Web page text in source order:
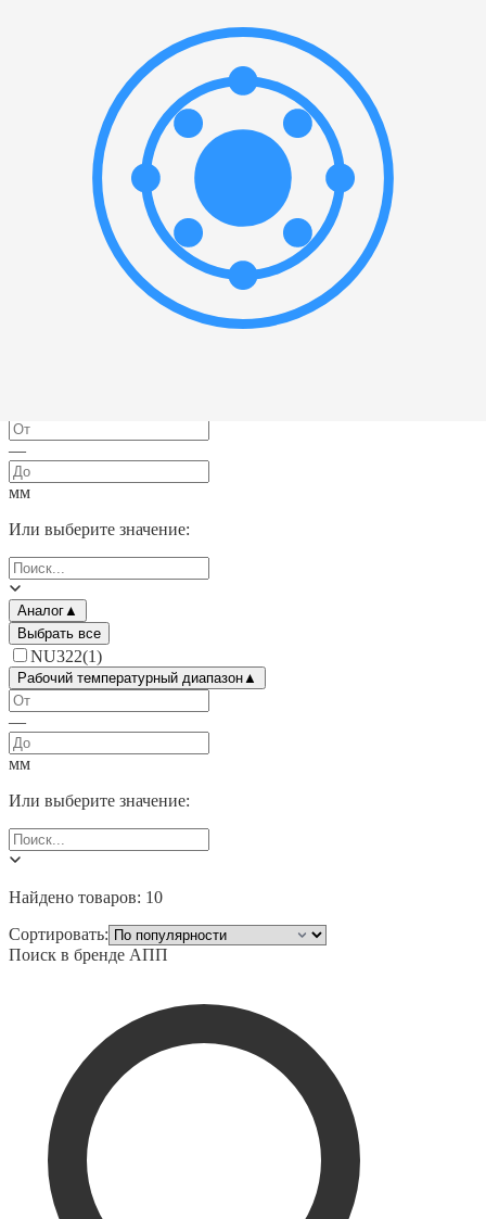
Или выберите значение:
▲
Выбрать все
Шарикоподшипниковая сталь 52100 Сталь 52100
Подшипниковую сталь )
Тип уплотнения▲
Контактные резиновые уплотнения с двух сторон (2RS)
2RS (двусторонние резиновые уплотнения)
—
мм
Или выберите значение:
Аналог▲
Выбрать все
NU322(1)
Рабочий температурный диапазон▲
—
мм
Или выберите значение:
Найдено товаров: 10
Сортировать:
Поиск в бренде АПП